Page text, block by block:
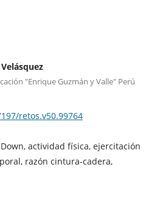
"Enrique Guzmán y Valle" Perú
retos.v50.99764
actividad física, ejercitación
razón cintura-cadera,